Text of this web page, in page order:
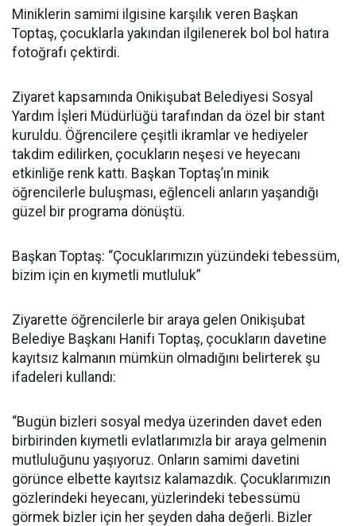
Miniklerin samimi ilgisine karşılık veren Başkan
Toptaş, çocuklarla yakından ilgilenerek bol bol hatıra
fotoğrafı çektirdi.
Ziyaret kapsamında Onikişubat Belediyesi Sosyal
Yardım İşleri Müdürlüğü tarafından da özel bir stant
kuruldu. Öğrencilere çeşitli ikramlar ve hediyeler
takdim edilirken, çocukların neşesi ve heyecanı
etkinliğe renk kattı. Başkan Toptaş’ın minik
öğrencilerle buluşması, eğlenceli anların yaşandığı
güzel bir programa dönüştü.
Başkan Toptaş: “Çocuklarımızın yüzündeki tebessüm,
bizim için en kıymetli mutluluk”
Ziyarette öğrencilerle bir araya gelen Onikişubat
Belediye Başkanı Hanifi Toptaş, çocukların davetine
kayıtsız kalmanın mümkün olmadığını belirterek şu
ifadeleri kullandı:
“Bugün bizleri sosyal medya üzerinden davet eden
birbirinden kıymetli evlatlarımızla bir araya gelmenin
mutluluğunu yaşıyoruz. Onların samimi davetini
görünce elbette kayıtsız kalamazdık. Çocuklarımızın
gözlerindeki heyecanı, yüzlerindeki tebessümü
görmek bizler için her şeyden daha değerli. Bizler